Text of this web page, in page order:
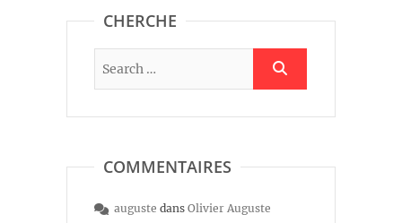
CHERCHE
COMMENTAIRES
auguste dans Olivier Auguste